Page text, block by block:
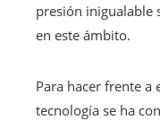
presión inigualable
en este ámbito.
Para hacer frente a
tecnología se ha